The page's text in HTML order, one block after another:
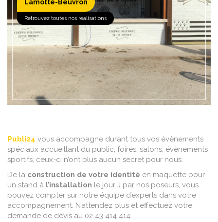
Lamotte-Beuvron
Retrouvez toutes nos réalisations
EN SAVOIR +
Publi24 vous accompagne durant tous vos évènements
spéciaux accueillant du public, foires, salons, évènements
sportifs, ceux-ci n’ont plus aucun secret pour nous.
De la construction de votre identité en maquette pour
un stand à l’installation le jour J par nos poseurs, vous
pouvez compter sur notre équipe d’experts dans votre
accompagnement. N’attendez plus et effectuez votre
demande de devis au 02 43 414 414.